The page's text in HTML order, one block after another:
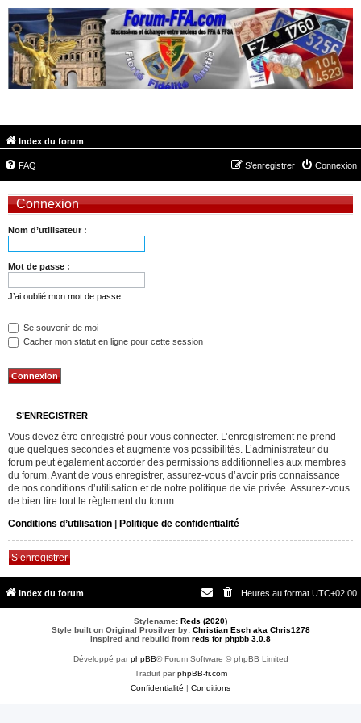
Index du forum
FAQ Connexion
S’enregistrer
Connexion
Nom d’utilisateur :
Mot de passe :
J’ai oublié mon mot de passe
Se souvenir de moi
Cacher mon statut en ligne pour cette session
S’ENREGISTRER
Vous devez être enregistré pour vous connecter. L’enregistrement ne prend
que quelques secondes et augmente vos possibilités. L’administrateur du
forum peut également accorder des permissions additionnelles aux membres
du forum. Avant de vous enregistrer, assurez-vous d’avoir pris connaissance
de nos conditions d’utilisation et de notre politique de vie privée. Assurez-vous
de bien lire tout le règlement du forum.
Conditions d’utilisation
Politique de confidentialité
S’enregistrer
Index du forum Heures au format UTC+02:00
Stylename: Reds (2020)
Style built on Original Prosilver by: Christian Esch aka Chris1278
inspired and rebuild from reds for phpbb 3.0.8
Développé parphpBB® Forum Software © phpBB Limited
Traduit parphpBB-fr.com
Confidentialité
Conditions